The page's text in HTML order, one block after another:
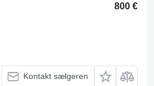
800 €
Kontakt sælgeren